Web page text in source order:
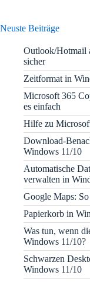
Neuste Beiträge
Outlook/Hotmail
sicher
Zeitformat in
Microsoft 365
es einfach
Hilfe zu
Download-
Windows 11/10
Automatische
verwalten in
Google Maps:
Papierkorb in
Was tun, wenn
Windows 11/10?
Schwarzen
Windows 11/10